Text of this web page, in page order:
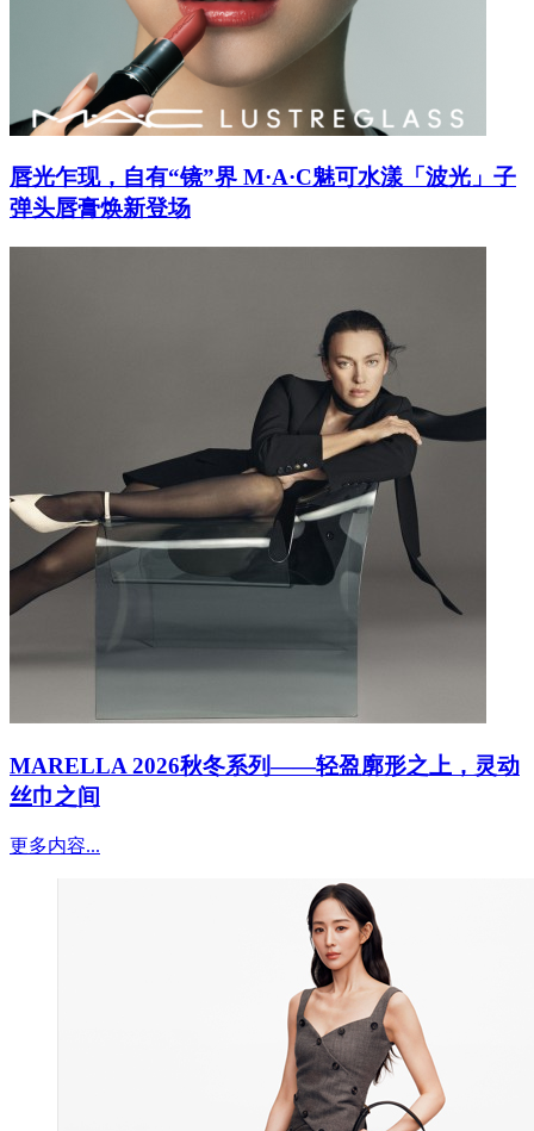
唇光乍现，自有“镜”界 M·A·C魅可水漾「波光」子
弹头唇膏焕新登场
MARELLA 2026秋冬系列——轻盈廓形之上，灵动
丝巾之间
更多内容...